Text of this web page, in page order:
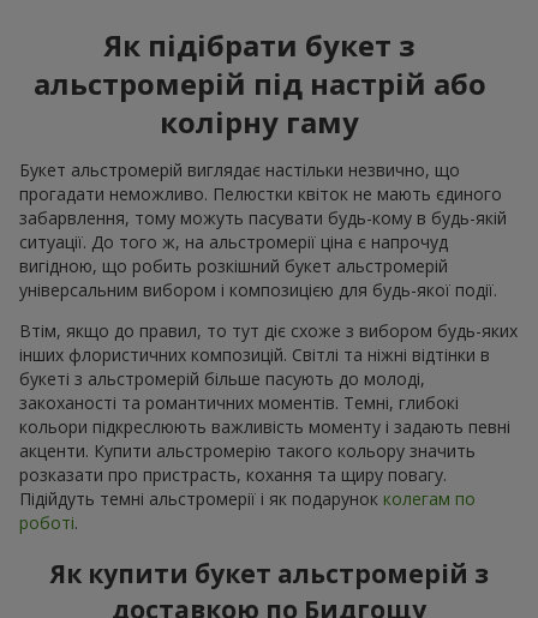
Як підібрати букет з
альстромерій під настрій або
колірну гаму
Букет альстромерій виглядає настільки незвично, що
прогадати неможливо. Пелюстки квіток не мають єдиного
забарвлення, тому можуть пасувати будь-кому в будь-якій
ситуації. До того ж, на альстромерії ціна є напрочуд
вигідною, що робить розкішний букет альстромерій
універсальним вибором і композицією для будь-якої події.
Втім, якщо до правил, то тут діє схоже з вибором будь-яких
інших флористичних композицій. Світлі та ніжні відтінки в
букеті з альстромерій більше пасують до молоді,
закоханості та романтичних моментів. Темні, глибокі
кольори підкреслюють важливість моменту і задають певні
акценти. Купити альстромерію такого кольору значить
розказати про пристрасть, кохання та щиру повагу.
Підійдуть темні альстромерії і як подарунок колегам по
роботі.
Як купити букет альстромерій з
доставкою по Бидгощу